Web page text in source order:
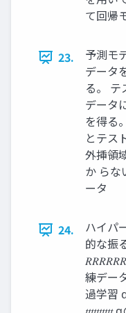
て回帰
23.
予測モ
データ
る。
データ
を得る
とテス
外挿領
か らな
ータ
24.
ハイパ
的な振
練デー
過学習